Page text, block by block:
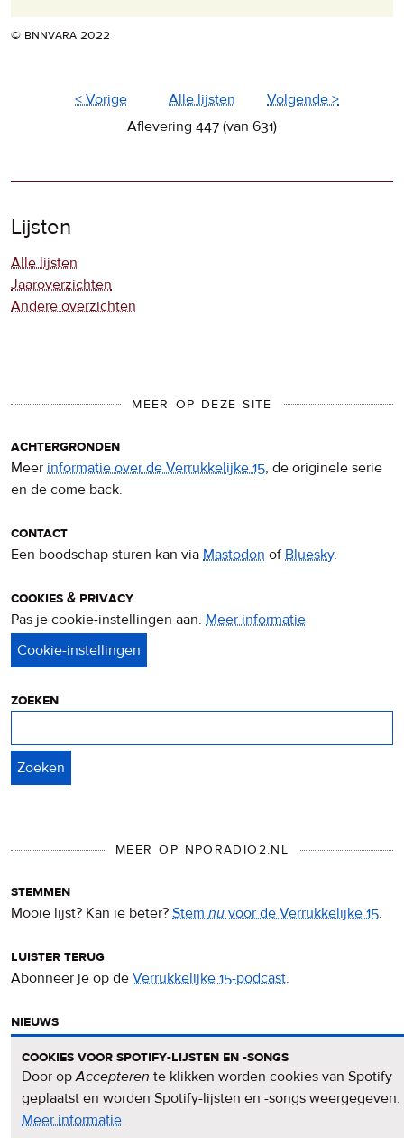
© bnnvara 2022
< Vorige Alle lijsten
Volgende >
Aflevering 447 (van 631)
Lijsten
Alle lijsten
Jaaroverzichten
Andere overzichten
MEER OP DEZE SITE
achtergronden
Meer informatie over de Verrukkelijke 15, de originele serie
en de come back.
contact
Een boodschap sturen kan via Mastodon of Bluesky.
cookies & privacy
Pas je cookie-instellingen aan. Meer informatie
zoeken
MEER OP NPORADIO2.NL
stemmen
Mooie lijst? Kan ie beter? Stem nu voor de Verrukkelijke 15.
luister terug
Abonneer je op de Verrukkelijke 15-podcast.
nieuws
HetVerrukkelijke 15-nieuwsop de NPO Radio 2-website.
nieuwsbrief
Meld je aan voor deVerrukkelijke 15-nieuwsbrief.
cookies voor spotify-lijsten en -songs
Door opAccepteren te klikken worden cookies van Spotify
geplaatst en worden Spotify-lijsten en -songs weergegeven.
Meer informatieover
.